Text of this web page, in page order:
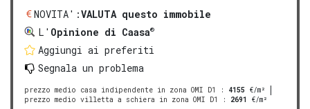
NOVITA':VALUTA questo immobile
L' Opinione di Caasa®
Aggiungi ai preferiti
Segnala un problema
prezzo medio casa indipendente in zona OMI D1 : 4155 €/m²
prezzo medio villetta a schiera in zona OMI D1
: 2691 €/m²